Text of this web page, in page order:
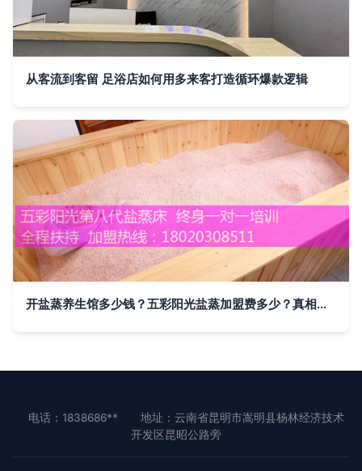
从客流到客留 足浴店如何用多来客打造循环爆款逻辑
开盐蒸养生馆多少钱？五彩阳光盐蒸加盟费多少？真相在此
电话：1838686**
地址：云南省昆明市嵩明县杨林经济技术
开发区昆昭公路旁